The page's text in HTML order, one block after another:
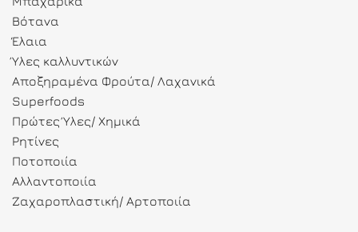
Βότανα
Έλαια
Ύλες καλλυντικών
Αποξηραμένα Φρούτα/ Λαχανικά
Superfoods
Πρώτες Ύλες/ Χημικά
Ρητίνες
Ποτοποιία
Αλλαντοποιία
Ζαχαροπλαστική/ Αρτοποιία